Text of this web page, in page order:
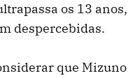
os 13 anos,
despercebidas.
que Mizuno